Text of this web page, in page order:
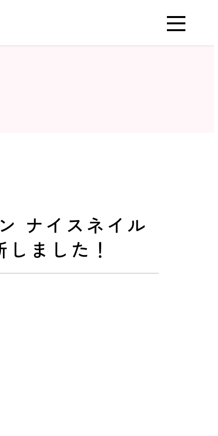
ナイスネイル
ました！